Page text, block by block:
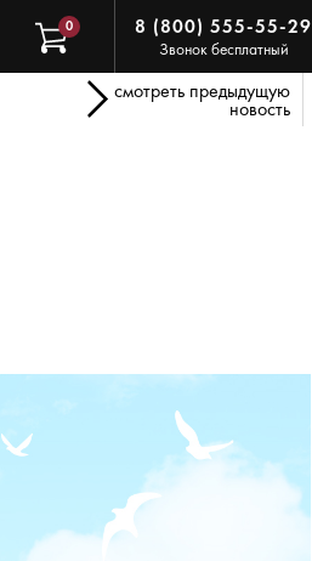
0 8 (800) 555-55-29
Звонок бесплатный
смотреть предыдущую
новость